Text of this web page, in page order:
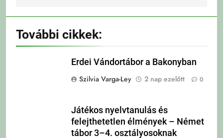
További cikkek:
Erdei Vándortábor a Bakonyban
Szilvia Varga-Ley
2 nap ezelőtt 0
Játékos nyelvtanulás és
felejthetetlen élmények – Német
tábor 3–4. osztályosoknak